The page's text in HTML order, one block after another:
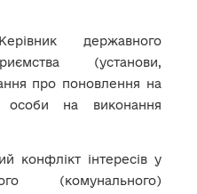
державного
(установи,
про поновлення на
особи на виконання
конфлікт інтересів у
(комунального)